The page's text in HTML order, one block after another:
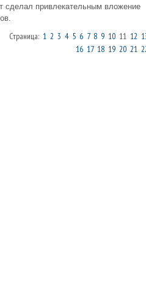
сделал привлекательным вложение
Страница: 1 2 3 4 5 6 7 8 9 10 11 12
16 17 18 19 20 21